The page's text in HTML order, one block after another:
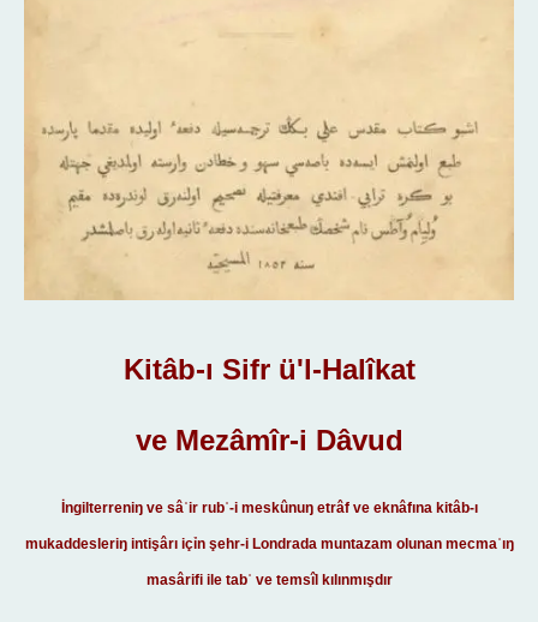
Kitâb-ı Sifr ü'l-Halîkat
ve Mezâmîr-i Dâvud
İngilterreniŋ ve sâʾir rubʿ-i meskûnuŋ etrâf ve eknâfına kitâb-ı
mukaddesleriŋ intişârı içỉn şehr-i Londrada muntazam olunan mecmaʿıŋ
masârifi ile tabʿ ve temsîl kılınmışdır